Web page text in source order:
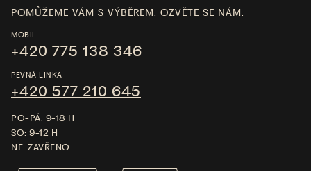
POMŮŽEME VÁM S VÝBĚREM. OZVĚTE SE NÁM.
MOBIL
+420 775 138 346
PEVNÁ LINKA
+420 577 210 645
PO-PÁ: 9-18 H
SO: 9-12 H
NE: ZAVŘENO